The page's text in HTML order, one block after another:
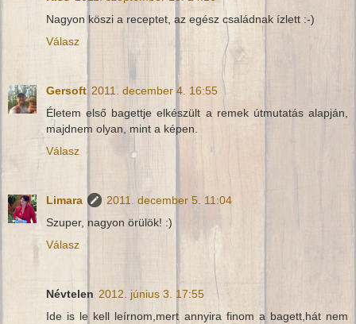
Nagyon köszi a receptet, az egész családnak ízlett :-)
Válasz
Gersoft 2011. december 4. 16:55
Életem első bagettje elkészült a remek útmutatás alapján,
majdnem olyan, mint a képen.
Válasz
Limara
2011. december 5. 11:04
Szuper, nagyon örülök! :)
Válasz
Névtelen 2012. június 3. 17:55
Ide is le kell leírnom,mert annyira finom a bagett,hát nem